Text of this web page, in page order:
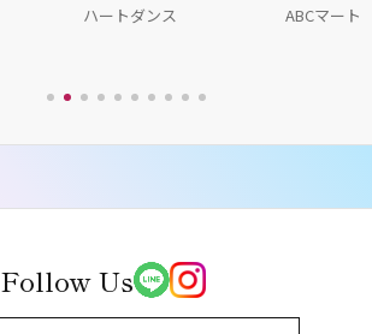
ハートダンス ABCマート
Follow Us